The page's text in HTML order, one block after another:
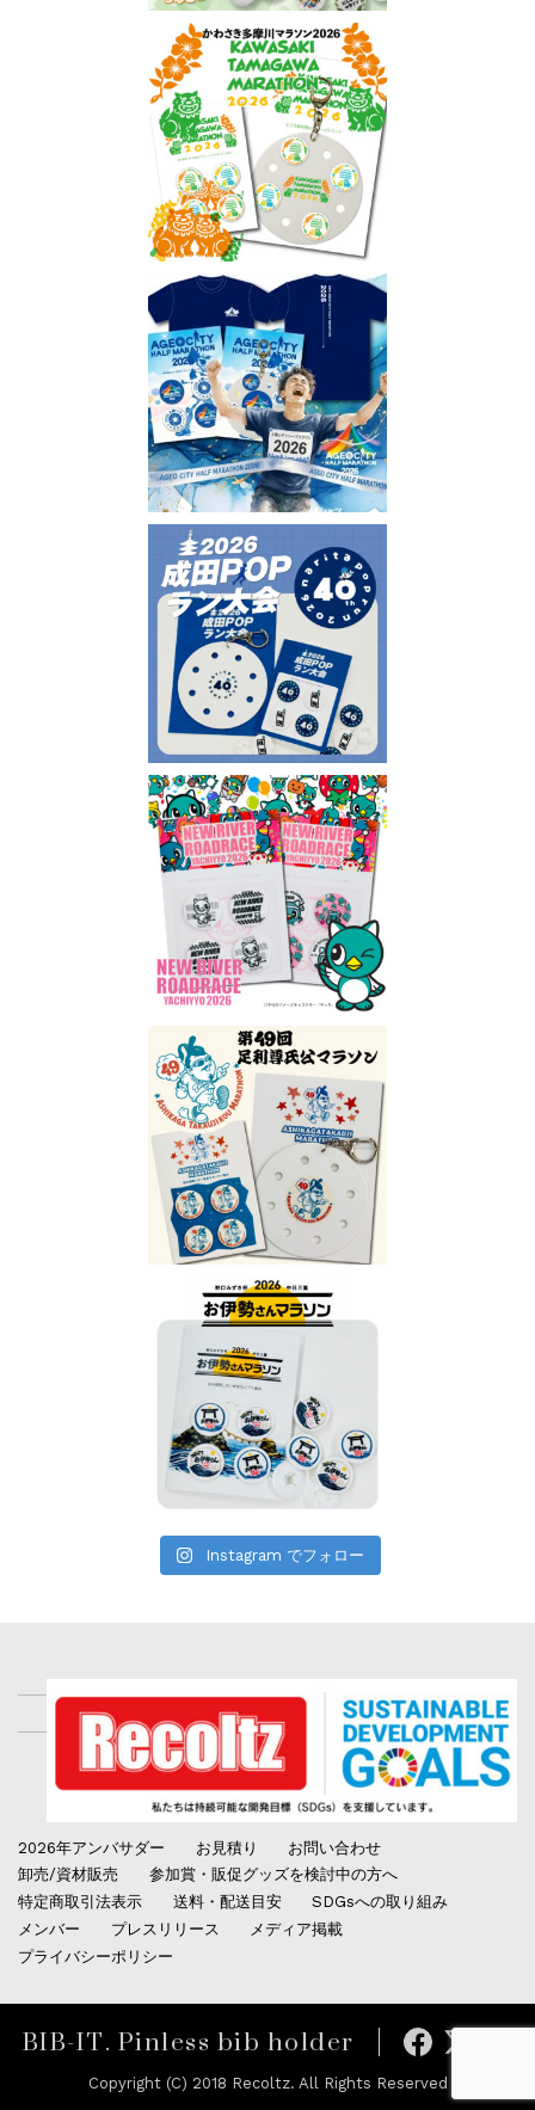
Instagram でフォロー
2026年アンバサダー お見積り
お問い合わせ
卸売/資材販売
参加賞・販促グッズを検討中の方へ
特定商取引法表示
送料・配送目安
SDGsへの取り組み
メンバー
プレスリリース
メディア掲載
プライバシーポリシー
BIB-IT. Pinless bib holder
Copyright (C) 2018 Recoltz. All Rights Reserved